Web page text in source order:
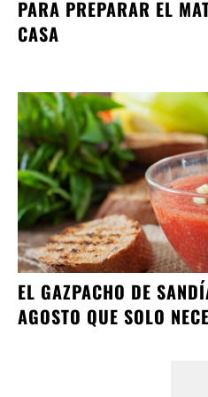
PARA PREPARAR EL
CASA
EL GAZPACHO DE
AGOSTO QUE SOLO